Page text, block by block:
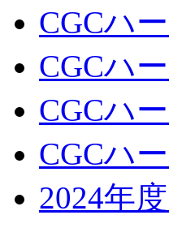
CGCハ
CGCハ
CGCハ
CGCハ
2024年